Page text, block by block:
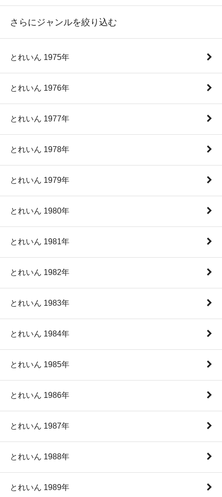
さらにジャンルを絞り込む
とれいん 1975年
とれいん 1976年
とれいん 1977年
とれいん 1978年
とれいん 1979年
とれいん 1980年
とれいん 1981年
とれいん 1982年
とれいん 1983年
とれいん 1984年
とれいん 1985年
とれいん 1986年
とれいん 1987年
とれいん 1988年
とれいん 1989年